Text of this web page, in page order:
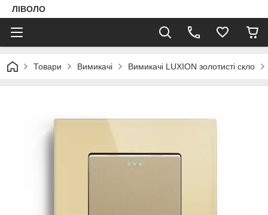
ЛІВОЛО
Товари Вимикачі Вимикачі LUXION золотисті скло